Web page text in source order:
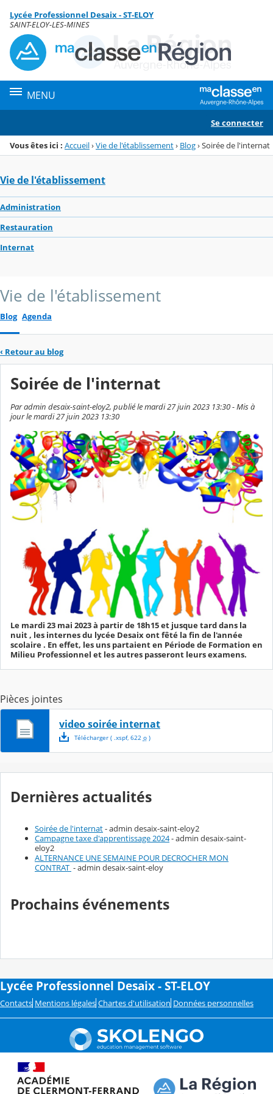
Menu de la rubrique
Contenu
Lycée Professionnel Desaix - ST-ELOY
SAINT-ELOY-LES-MINES
MENU
Se connecter
Vous êtes ici : Accueil›Vie de l'établissement› Blog›Soirée de l'internat
Vie de l'établissement
Administration
Restauration
Internat
Vie de l'établissement
Blog Agenda
‹ Retour au blog
Soirée de l'internat
Par admin desaix-saint-eloy2, publié le mardi 27 juin 2023 13:30 - Mis à
jour le mardi 27 juin 2023 13:30
Le mardi 23 mai 2023 à partir de 18h15 et jusque tard dans la
nuit , les internes du lycée Desaix ont fêté la fin de l'année
scolaire . En effet, les uns partaient en Période de Formation en
Milieu Professionnel et les autres passeront leurs examens.
Pièces jointes
video soirée internat
Télécharger( .xspf, 622 o)
Dernières actualités
Soirée de l'internat- admin desaix-saint-eloy2
Campagne taxe d'apprentissage 2024- admin desaix-saint-
eloy2
ALTERNANCE UNE SEMAINE POUR DECROCHER MON
CONTRAT - admin desaix-saint-eloy
Prochains événements
Lycée Professionnel Desaix - ST-ELOY
Contacts Mentions légales Chartes d'utilisation Données personnelles